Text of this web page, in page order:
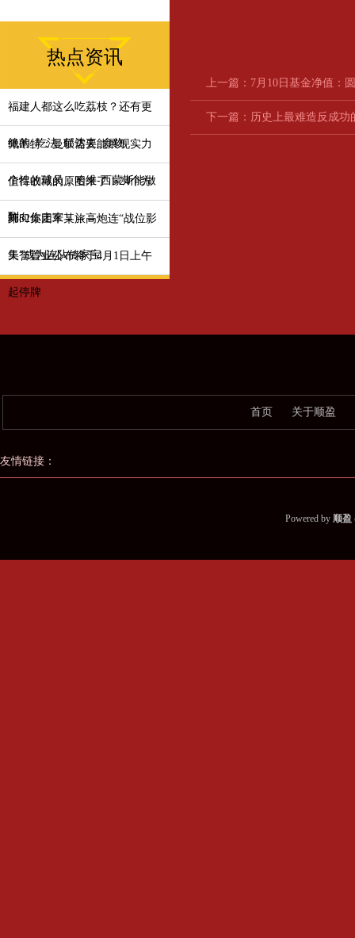
热点资讯
福建人都这么吃荔枝？还有更
绝的_吃法_郁达夫_食物
佩蒂特：曼联需要能展现实力
个性的球员，哈维-西蒙斯能做
到
值得收藏的原图来了！24个方
阵向你走来→→→
第82集团军某旅高炮连“战位影
集”成为连队传家宝
天誉置业公布将于4月1日上午
起停牌
上一篇： 7月10日基金净值：
下一篇： 历史上最难造反成功
首页 关于顺盈
友情链接：
Powered by 顺盈